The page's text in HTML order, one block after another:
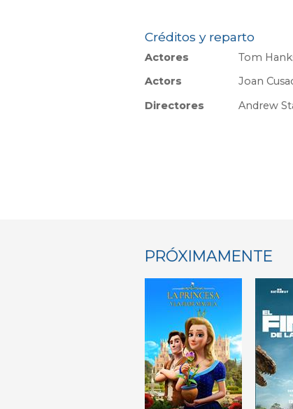
Créditos y reparto
Actores
Tom
Actors
Joan
Directores
Andrew
PRÓXIMAMENTE